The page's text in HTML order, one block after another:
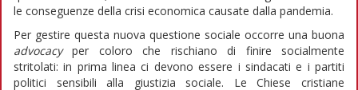
le conseguenze della crisi economica causate dalla pandemia.
Per gestire questa nuova questione sociale occorre una buona
advocacyper coloro che rischiano di finire socialmente
stritolati: in prima linea ci devono essere i sindacati e i partiti
politici sensibili alla giustizia sociale. Le Chiese cristiane